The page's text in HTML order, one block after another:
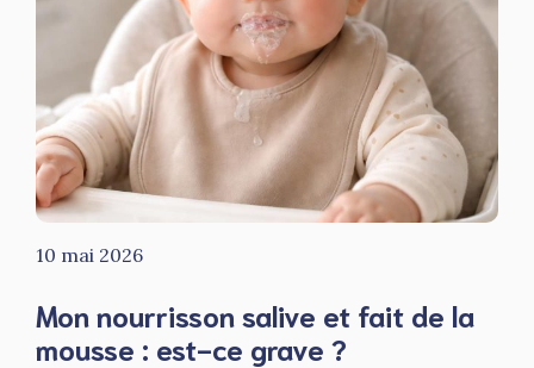
10 mai 2026
Mon nourrisson salive et fait de la
mousse : est-ce grave ?